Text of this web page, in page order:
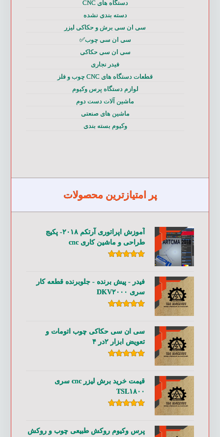
دستگاه های CNC
دسته بندی نشده
سی ان سی برش و حکاکی لیزر
سی ان سی چوب✅
سی ان سی حکاکی
فیدر نجاری
قطعات دستگاه های CNC چوب و فلز
لوازم دستگاه پرس وکیوم
ماشین آلات دست دوم
ماشین های صنعتی
وکیوم بسته بندی
پر امتیازترین محصولات
آموزش اپراتوری آرتکم ۲۰۱۸- پکیج
طراحی و ماشین کاری cnc
فیدر - پیش برنده - جلوبرنده قطعه کار
سری DKV۲۰۰۰
سی ان سی حکاکی چوب اتومات و
تعویض ابزار ۲در ۴
قیمت خرید برش لیزر cnc سری
TSL۱۸۰۰
پرس وکیوم روکش طبیعی چوب و روکش